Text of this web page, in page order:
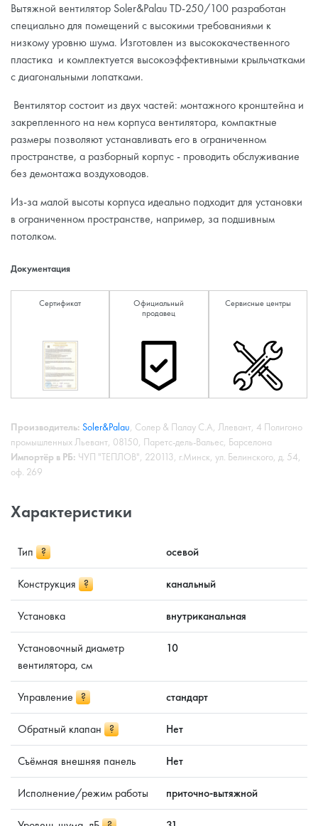
Вытяжной вентилятор Soler&Palau TD-250/100 разработан
специально для помещений с высокими требованиями к
низкому уровню шума. Изготовлен из высококачественного
пластика и комплектуется высокоэффективными крыльчатками
с диагональными лопатками.
Вентилятор состоит из двух частей: монтажного кронштейна и
закрепленного на нем корпуса вентилятора, компактные
размеры позволяют устанавливать его в ограниченном
пространстве, а разборный корпус - проводить обслуживание
без демонтажа воздуховодов.
Из-за малой высоты корпуса идеально подходит для установки
в ограниченном пространстве, например, за подшивным
потолком.
Документация
Сертификат
Официальный
продавец
Сервисные центры
Производитель: Soler&Palau, Солер & Палау С.А, Ллевант, 4 Полигоно
промышленных Льевант, 08150, Паретс-дель-Вальес, Барселона
Импортёр в РБ: ЧУП "ТЕПЛОВ", 220113, г.Минск, ул. Белинского, д. 54,
оф. 269
Характеристики
Тип ? осевой
Конструкция ? канальный
Установка внутриканальная
Установочный диаметр
вентилятора, см
10
Управление ? стандарт
Обратный клапан ? Нет
Съёмная внешняя панель Нет
Исполнение/режим работы приточно-вытяжной